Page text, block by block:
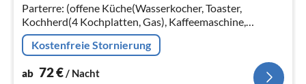
Parterre: (offene Küche(Wasserkocher, Toaster,
Kochherd(4 Kochplatten, Gas), Kaffeemaschine,
Backofen, Mikrowelle, Kühl-/Gefrierkombination),
Wohn/Esszimmer(TV(Flatscreen)
Kostenfreie Stornierung
ab 72€/ Nacht